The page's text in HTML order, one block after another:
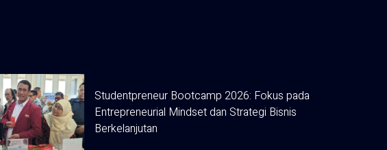
Studentpreneur Bootcamp 2026: Fokus pada
Entrepreneurial Mindset dan Strategi Bisnis
Berkelanjutan